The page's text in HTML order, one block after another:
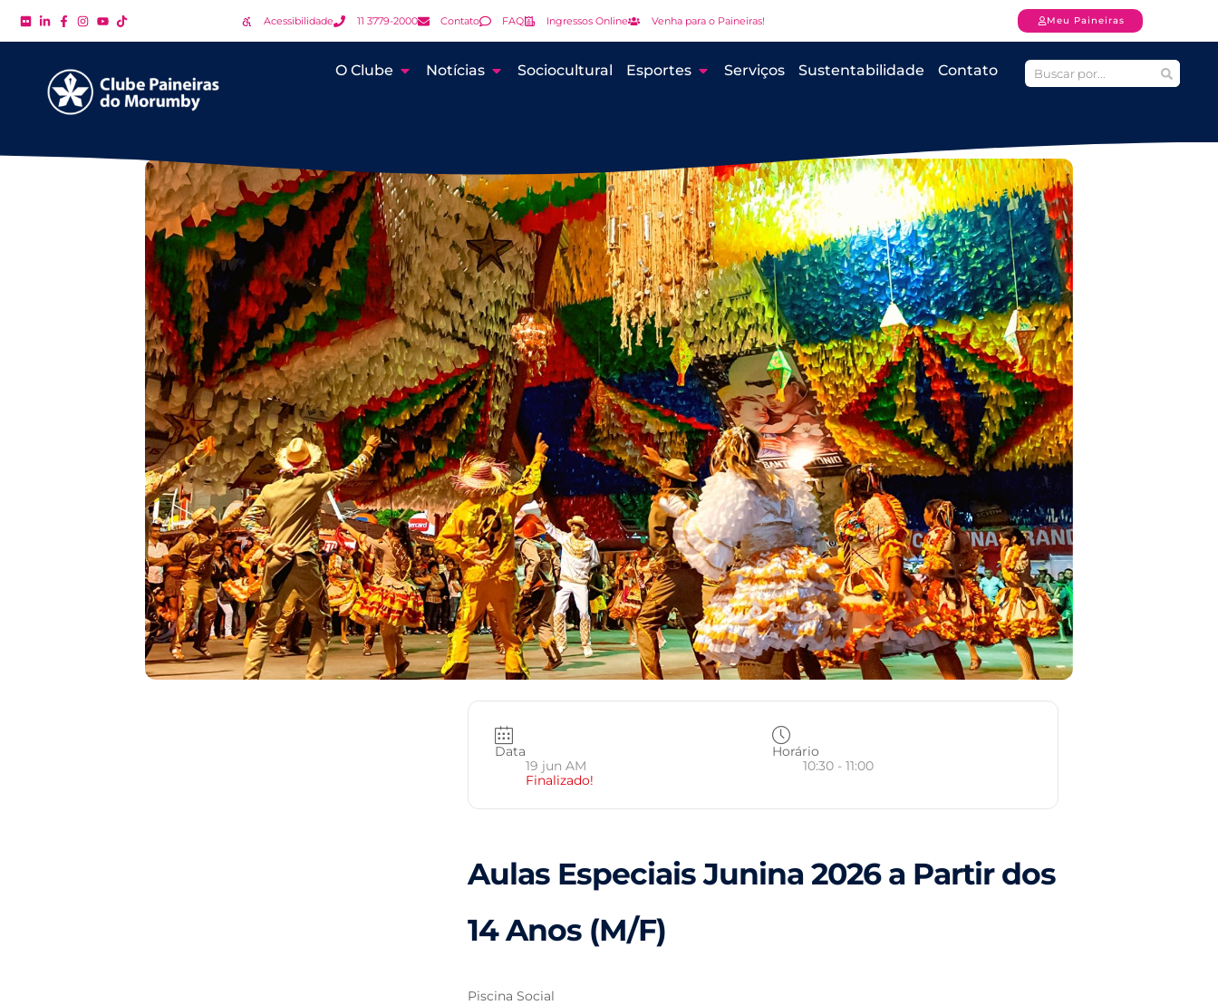
Acessibilidade 11 3779-2000 Contato FAQ Ingressos Online Venha para o Paineiras! Meu Paineiras
O Clube Notícias Sociocultural Esportes Serviços Sustentabilidade Contato
Data
19 jun AM
Finalizado!
Horário
10:30 - 11:00
Aulas Especiais Junina 2026 a Partir dos
14 Anos (M/F)
Piscina Social